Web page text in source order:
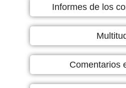
Informes de los
Comentarios